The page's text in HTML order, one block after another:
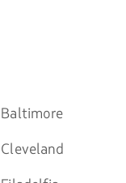
Baltimore
Cleveland